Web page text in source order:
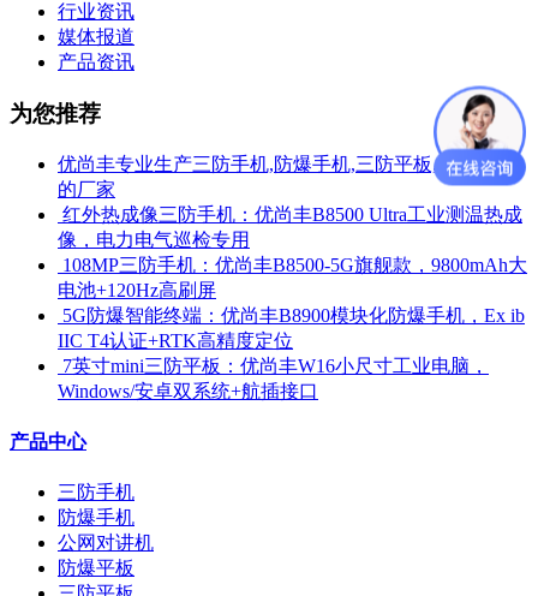
行业资讯
媒体报道
产品资讯
为您推荐
优尚丰专业生产三防手机,防爆手机,三防平板,防爆平板
的厂家
​ 红外热成像三防手机：优尚丰B8500 Ultra工业测温热成
像，电力电气巡检专用
​ 108MP三防手机：优尚丰B8500-5G旗舰款，9800mAh大
电池+120Hz高刷屏
​ 5G防爆智能终端：优尚丰B8900模块化防爆手机，Ex ib
IIC T4认证+RTK高精度定位
​ 7英寸mini三防平板：优尚丰W16小尺寸工业电脑，
Windows/安卓双系统+航插接口
产品中心
三防手机
防爆手机
公网对讲机
防爆平板